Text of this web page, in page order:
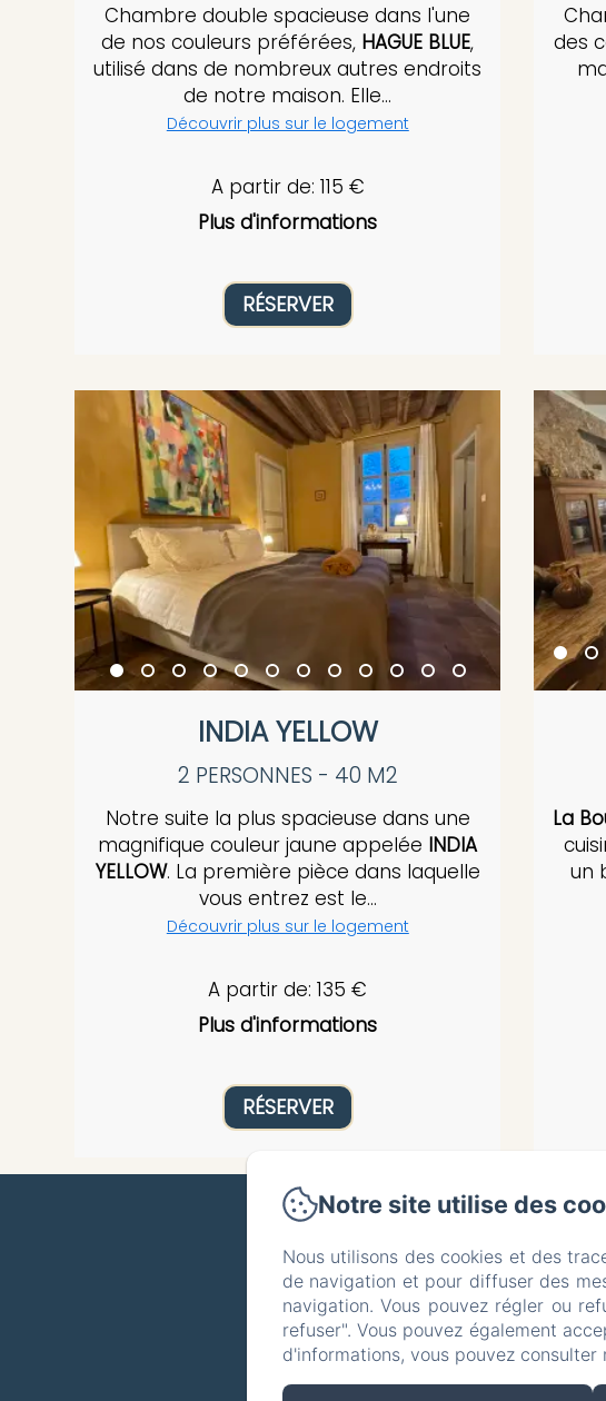
Chambre double spacieuse dans l'une
de nos couleurs préférées, HAGUE BLUE,
utilisé dans de nombreux autres endroits
de notre maison. Elle...
Découvrir plus sur le logement
A partir de: 115 €
Plus d'informations
RÉSERVER
des
INDIA YELLOW
2 PERSONNES - 40 M2
Notre suite la plus spacieuse dans une
magnifique couleur jaune appelée INDIA
YELLOW. La première pièce dans laquelle
vous entrez est le...
Découvrir plus sur le logement
A partir de: 135 €
Plus d'informations
RÉSERVER
La
un
Politique de
5
Notre site utilise des
Nous utilisons des cookies et des
de navigation et pour diffuser des
navigation. Vous pouvez régler ou
refuser". Vous pouvez également
d'informations, vous pouvez consulter